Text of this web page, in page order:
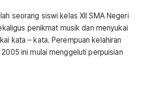
seorang siswi kelas XII SMA Negeri
penikmat musik dan menyukai
kata – kata. Perempuan kelahiran
ini mulai menggeluti perpuisian